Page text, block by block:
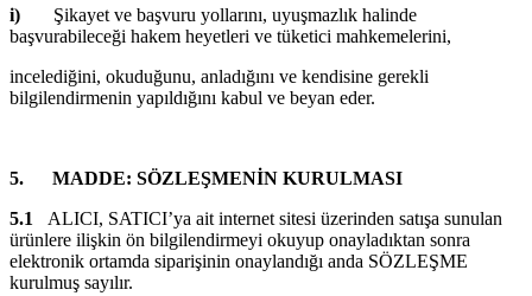
i)
Şikayet ve başvuru yollarını, uyuşmazlık halinde
başvurabileceği hakem heyetleri ve tüketici mahkemelerini,
incelediğini, okuduğunu, anladığını ve kendisine gerekli
bilgilendirmenin yapıldığını kabul ve beyan eder.
5.
MADDE: SÖZLEŞMENİN KURULMASI
5.1
ALICI, SATICI’ya ait internet sitesi üzerinden satışa sunulan
ürünlere ilişkin ön bilgilendirmeyi okuyup onayladıktan sonra
elektronik ortamda siparişinin onaylandığı anda SÖZLEŞME
kurulmuş sayılır.